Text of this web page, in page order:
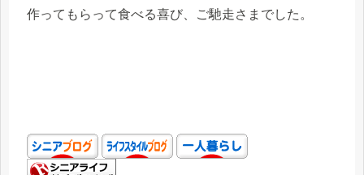
作ってもらって食べる喜び、ご馳走さまでした。